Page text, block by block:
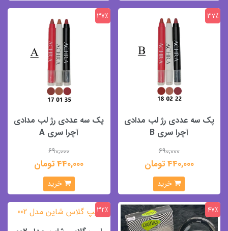
پک سه عددی رژ لب مدادی
آچرا سری B
690,000
440,000 تومان
37٪
خرید
پک سه عددی رژ لب مدادی
آچرا سری A
690,000
440,000 تومان
37٪
خرید
47٪ 32٪